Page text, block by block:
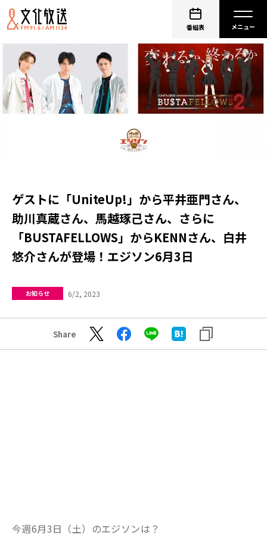
番組表
ゲストに「UniteUp!」から平井亜門さん、
助川真蔵さん、馬越琢己さん、さらに
「BUSTAFELLOWS」からKENNさん、白井
悠介さんが登場！エジソン6月3日
お知らせ 6/2, 2023
Share
今週6月3日（土）のエジソンは？